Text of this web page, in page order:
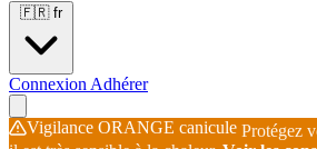
🇫🇷 fr
Connexion Adhérer
Vigilance ORANGE canicule Protégez